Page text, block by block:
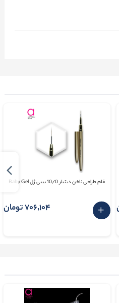
قلم طراحی ناخن دیتیلر 10/0 بیبی ژل Baby Gel
706٬104 تومان